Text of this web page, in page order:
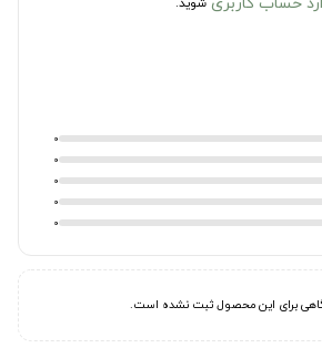
0
0
0
0
0
برای این محصول ثبت نشده است.